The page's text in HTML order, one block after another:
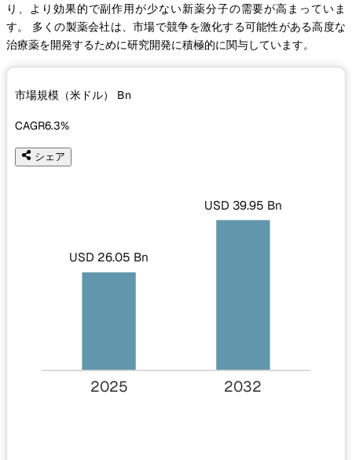
り、より効果的で副作用が少ない新薬分子の需要が高まっていま
す。 多くの製薬会社は、市場で競争を激化する可能性がある高度な
治療薬を開発するために研究開発に積極的に関与しています。
市場規模（米ドル） Bn
CAGR6.3%
シェア
USD 26.05 Bn
USD 39.95 Bn
2025 2032